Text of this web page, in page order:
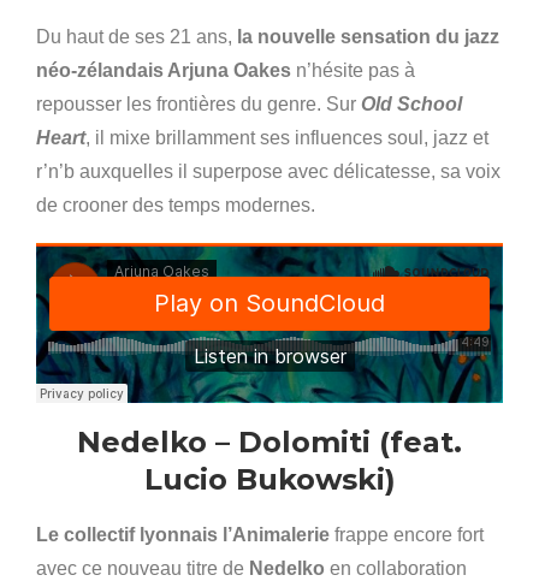
Du haut de ses 21 ans, la nouvelle sensation du jazz
néo-zélandais Arjuna Oakes n’hésite pas à
repousser les frontières du genre. Sur Old School
Heart, il mixe brillamment ses influences soul, jazz et
r’n’b auxquelles il superpose avec délicatesse, sa voix
de crooner des temps modernes.
Nedelko – Dolomiti (feat.
Lucio Bukowski)
Le collectif lyonnais l’Animalerie frappe encore fort
avec ce nouveau titre de Nedelko en collaboration